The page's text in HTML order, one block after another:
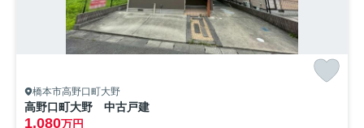
橋本市高野口町大野
高野口町大野 中古戸建
1,080万円